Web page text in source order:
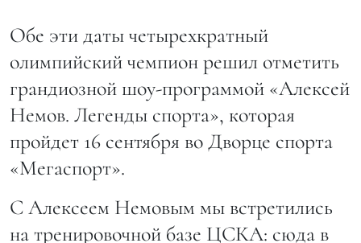
Обе эти даты четырехкратный
олимпийский чемпион решил отметить
грандиозной шоу-программой «Алексей
Немов. Легенды спорта», которая
пройдет 16 сентября во Дворце спорта
«Мегаспорт».
С Алексеем Немовым мы встретились
на тренировочной базе ЦСКА: сюда в